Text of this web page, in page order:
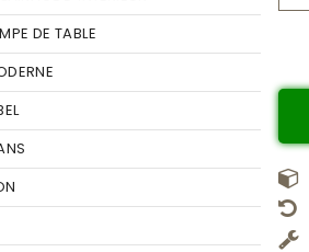
DE TABLE